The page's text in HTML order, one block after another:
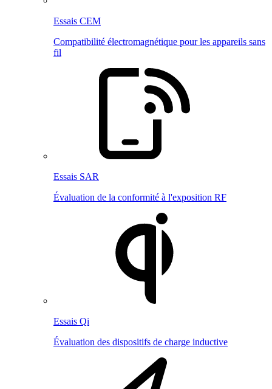
Essais CEM
Compatibilité électromagnétique pour les appareils sans
fil
Essais SAR
Évaluation de la conformité à l'exposition RF
Essais Qi
Évaluation des dispositifs de charge inductive